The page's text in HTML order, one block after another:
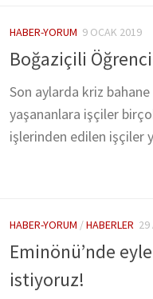
HABER-YORUM 9 OCAK 2019
Boğaziçili
Son aylarda kriz
yaşananlara işçiler
işlerinden edilen işçiler
HABER-YORUM /HABERLER 29
Eminönü’nde
istiyoruz!